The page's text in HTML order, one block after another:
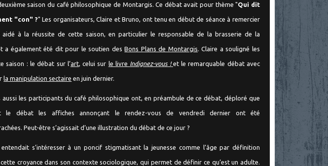
saison du café philosophique de Montargis. Ce débat avait pour thème "Qui dit
"con" ?" Les organisateurs, Claire et Bruno, ont tenu en début de séance à remercier
à la réussite de cette saison, en particulier le responsable de la brasserie de la
a également été dit pour le soutien desBons Plans de Montargis . Claire a souligné les
saison : le débat sur l’art, celui sur le livre Indignez-vous ! et le remarquable débat avec
la manipulation sectaire en juin dernier.
aussi les participants du café philosophique ont, en préambule de ce débat, déploré que
le débat les affiches annonçant le rendez-vous de vendredi dernier ont été
Peut-être s’agissait d’une illustration du débat de ce jour ?
s’intéresser à un poncif stigmatisant la jeunesse comme l’âge par définition
croyance dans son contexte sociologique, qui permet de définir ce qu’est un adulte.